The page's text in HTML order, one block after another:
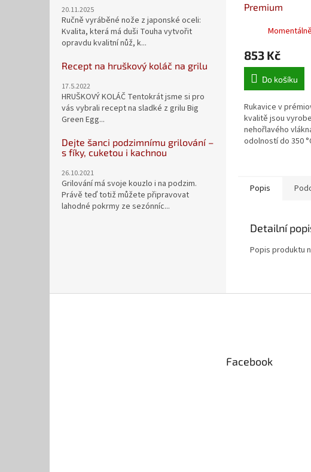
20.11.2025
Ručně vyráběné nože z japonské oceli:
Kvalita, která má duši Touha vytvořit
opravdu kvalitní nůž, k...
Recept na hruškový koláč na grilu
17.5.2022
HRUŠKOVÝ KOLÁČ Tentokrát jsme si pro
vás vybrali recept na sladké z grilu Big
Green Egg...
Dejte šanci podzimnímu grilování –
s fíky, cuketou i kachnou
26.10.2021
Grilování má svoje kouzlo i na podzim.
Právě teď totiž můžete připravovat
lahodné pokrmy ze sezónníc...
Premium
853 Kč
Do košíku
Rukavice v
kvalitě jsou
nehořlavého
odolností do 350
Popis
Detailní
Popis produktu
Facebook